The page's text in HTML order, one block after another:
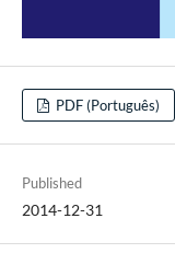
PDF (Português)
Published
2014-12-31